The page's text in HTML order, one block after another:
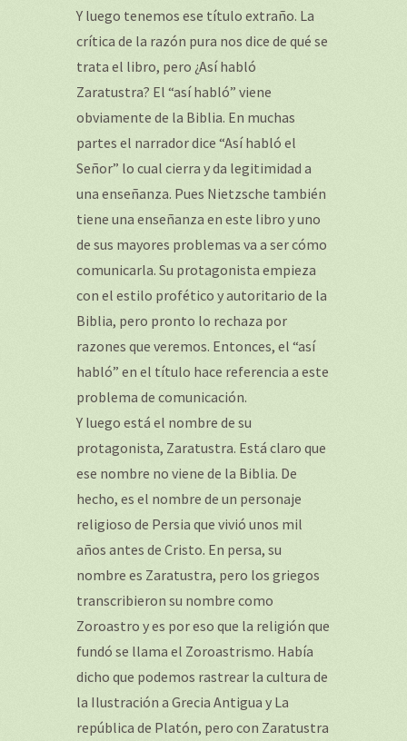
Y luego tenemos ese título extraño. La
crítica de la razón pura nos dice de qué se
trata el libro, pero ¿Así habló
Zaratustra? El “así habló” viene
obviamente de la Biblia. En muchas
partes el narrador dice “Así habló el
Señor” lo cual cierra y da legitimidad a
una enseñanza. Pues Nietzsche también
tiene una enseñanza en este libro y uno
de sus mayores problemas va a ser cómo
comunicarla. Su protagonista empieza
con el estilo profético y autoritario de la
Biblia, pero pronto lo rechaza por
razones que veremos. Entonces, el “así
habló” en el título hace referencia a este
problema de comunicación.
Y luego está el nombre de su
protagonista, Zaratustra. Está claro que
ese nombre no viene de la Biblia. De
hecho, es el nombre de un personaje
religioso de Persia que vivió unos mil
años antes de Cristo. En persa, su
nombre es Zaratustra, pero los griegos
transcribieron su nombre como
Zoroastro y es por eso que la religión que
fundó se llama el Zoroastrismo. Había
dicho que podemos rastrear la cultura de
la Ilustración a Grecia Antigua y La
república de Platón, pero con Zaratustra